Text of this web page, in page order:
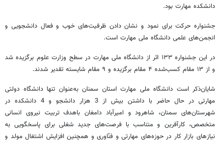
دانشکده مهارت بود.
جشنواره حرکت برای نمود و نشان دادن ظرفیت‌های خوب و فعال دانشجویی و
انجمن‌های علمی دانشگاه ملی مهارت است.
در این جشنواره ۱۳۳ اثر از دانشگاه ملی مهارت در سطح وزارت علوم برگزیده شد
و از ۱۳ مقام کسب‌شده ۴ مقام برگزیده و ۹ مقام شایسته تقدیر شدند.
شایان‌ذکر است دانشگاه ملی مهارت استان سمنان به‌عنوان تنها دانشگاه دولتی
مهارتی در حال حاضر با داشتن بیش از 3 هزار دانشجو و 4 دانشکده در
شهرستان‌های سمنان، شاهرود و امیرآباد دامغان باهدف تربیت نیروی انسانی
متخصص، کارآفرین و متناسب با فرصت‌های جدید شغلی برای پاسخگویی به
نیازهای بازار کار در حوزه‌های مهارتی و فنّاوری و همچنین افزایش اشتغال مولد و